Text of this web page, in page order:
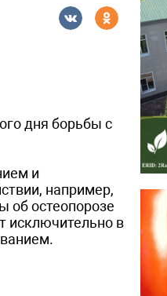
дня борьбы с
и
например,
об остеопорозе
исключительно в